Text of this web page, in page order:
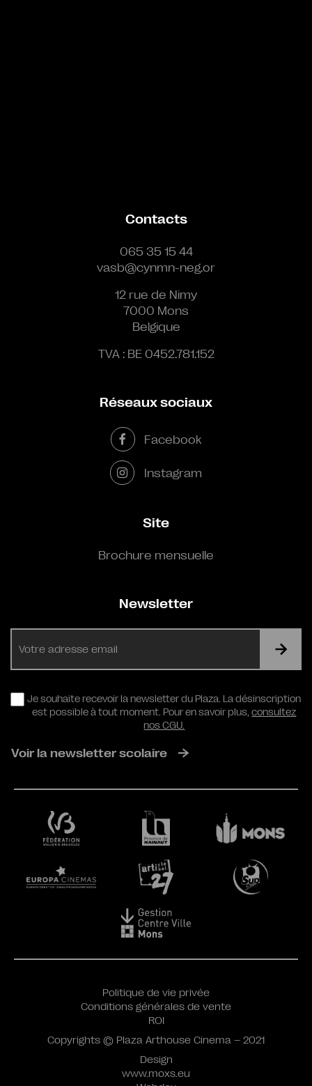
Contacts
065 35 15 44
vasb@cynmn-neg.or
12 rue de Nimy
7000 Mons
Belgique
TVA : BE 0452.781.152
Réseaux sociaux
Facebook
Instagram
Site
Brochure mensuelle
Newsletter
RGPD
Je souhaite recevoir la newsletter du Plaza. La désinscription
est possible à tout moment. Pour en savoir plus,consultez
nos CGU.
Voir la newsletter scolaire
Design
www.moxs.eu
Politique de vie privée
Conditions générales de vente
ROI
Copyrights © Plaza Arthouse Cinema – 2021